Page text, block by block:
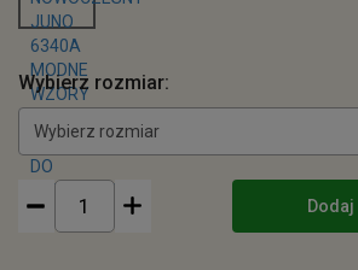
Wybierz rozmiar:
Wybierz rozmiar